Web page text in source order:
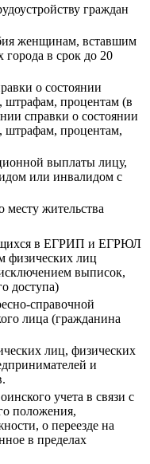
граждан
женщинам, вставшим
в срок до 20
о состоянии
штрафам, процентам (в
справки о состоянии
штрафам, процентам,
выплаты лицу,
или инвалидом с
месту жительства
в ЕГРИП и ЕГРЮЛ
физических лиц
выписок,
доступа)
справочной
лица (гражданина
лиц, физических
и
учета в связи с
положения,
о переезде на
в пределах